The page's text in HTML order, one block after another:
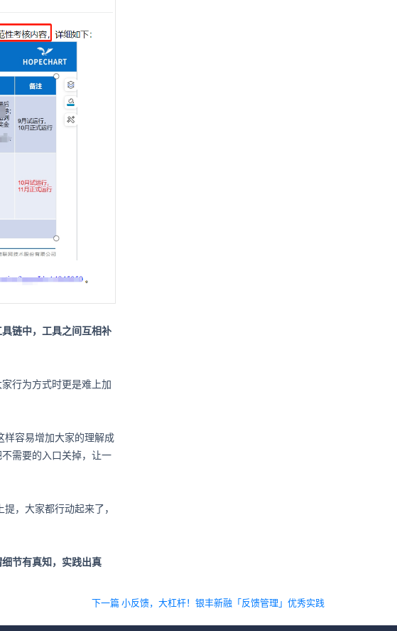
链中，工具之间互相补
行为方式时更是难上加
样容易增加大家的理解成
需要的入口关掉，让一
，大家都行动起来了，
节有真知，实践出真
下一篇 小反馈，大杠杆！银丰新融「反馈管理」优秀实践